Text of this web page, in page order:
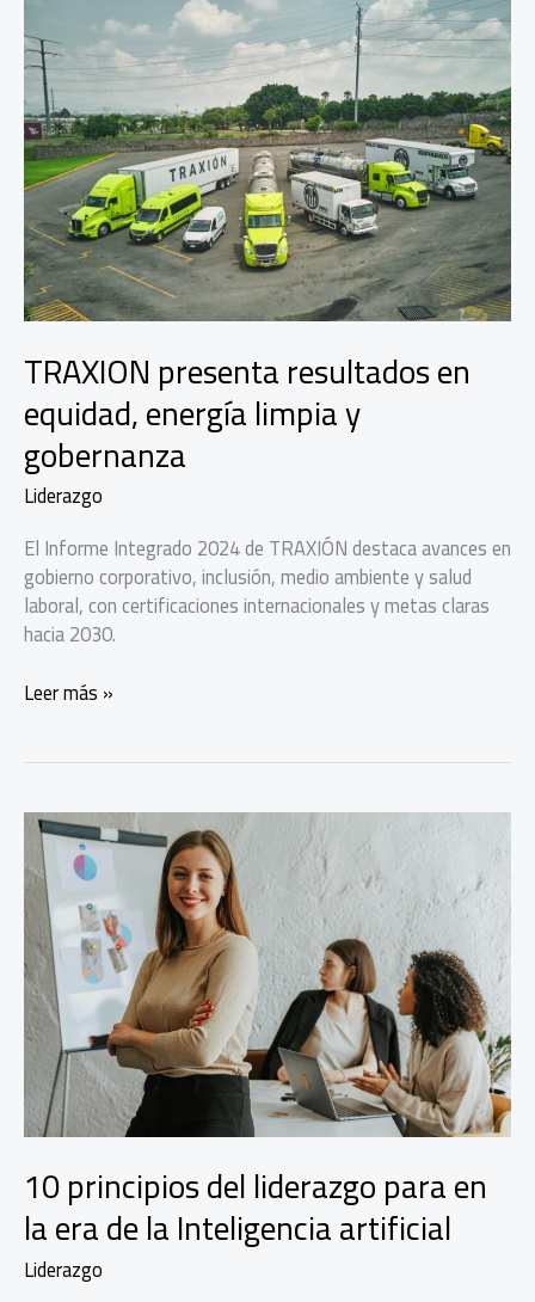
una
ventaja
invisible
TRAXION presenta resultados en
equidad, energía limpia y
gobernanza
Liderazgo
El Informe Integrado 2024 de TRAXIÓN destaca avances en
gobierno corporativo, inclusión, medio ambiente y salud
laboral, con certificaciones internacionales y metas claras
hacia 2030.
TRAXION
equidad,
energía
limpia
y
gobernanza
Leer más »
10 principios del liderazgo para en
la era de la Inteligencia artificial
Liderazgo